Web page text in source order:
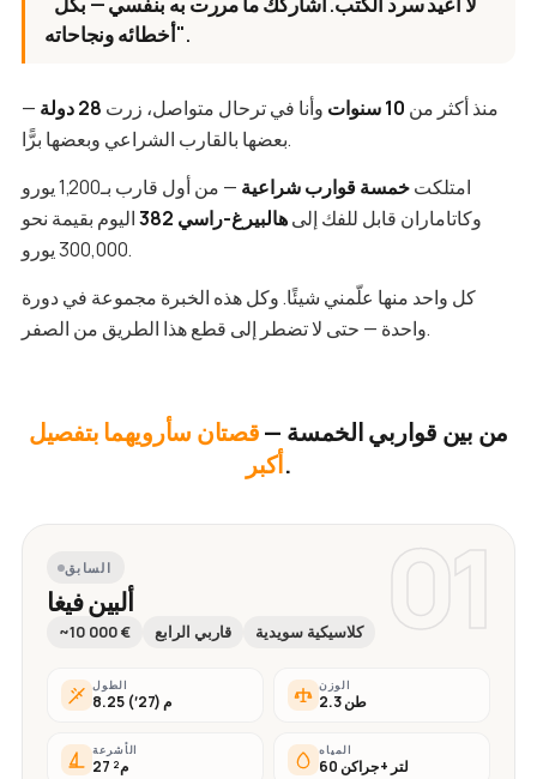
أخطائه ونجاحاته".
منذ أكثر من 10 سنوات وأنا في ترحال متواصل، زرت 28 دولة
—
بعضها بالقارب الشراعي وبعضها برًّا.
امتلكتخمسة قوارب شراعية
— من أول قارب بـ1,200 يورو
وكاتاماران قابل للفك إلىهالبيرغ-راسي 382
اليوم بقيمة نحو
300,000 يورو.
كل واحد منها علّمني شيئًا. وكل هذه الخبرة مجموعة في دورة
واحدة — حتى لا تضطر إلى قطع هذا الطريق من الصفر.
من بين قواربي الخمسة —قصتان سأرويهما بتفصيل
أكبر.
01 السابق
ألبين فيغا
~10 000 € قاربي الرابع كلاسيكية سويدية
الطول
8.25 م (27′)
الوزن
2.3 طن
الأشرعة
27 م²
المياه
60 لتر + جراكن